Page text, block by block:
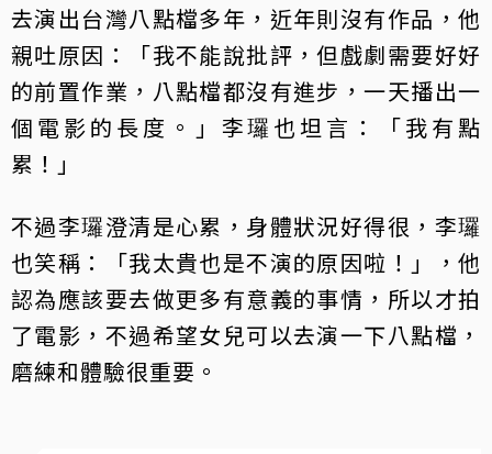
去演出台灣八點檔多年，近年則沒有作品，他
親吐原因：「我不能說批評，但戲劇需要好好
的前置作業，八點檔都沒有進步，一天播出一
個電影的長度。」李㼈也坦言：「我有點
累！」
不過李㼈澄清是心累，身體狀況好得很，李㼈
也笑稱：「我太貴也是不演的原因啦！」，他
認為應該要去做更多有意義的事情，所以才拍
了電影，不過希望女兒可以去演一下八點檔，
磨練和體驗很重要。